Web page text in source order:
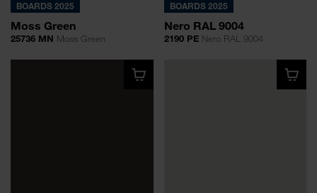
BOARDS 2025
Moss Green
25736 MN Moss Green
BOARDS 2025
Nero RAL 9004
2190 PENero RAL 9004